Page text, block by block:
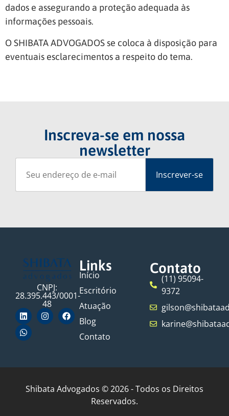
dados e assegurando a proteção adequada às
informações pessoais.
O SHIBATA ADVOGADOS se coloca à disposição para
eventuais esclarecimentos a respeito do tema.
Inscreva-se em nossa
newsletter
CNPJ:
28.395.443/0001-
48
Links
Início
Escritório
Atuação
Blog
Contato
Contato
(11) 95094-
9372
Shibata Advogados © 2026 - Todos os Direitos
Reservados.